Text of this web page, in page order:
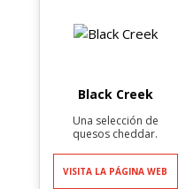
Asimismo, Saputo
se venden bajo una
consumo masivo.
Saputo se encuentra
de mozzarella, queso
Black Creek
Una selección de
quesos cheddar.
VISITA LA PÁGINA WEB